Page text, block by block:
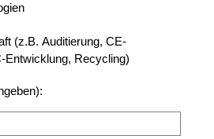
(z.B. Auditierung, CE-
Entwicklung, Recycling)